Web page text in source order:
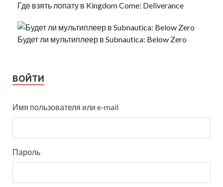
Где взять лопату в Kingdom Come: Deliverance
Будет ли мультиплеер в Subnautica: Below Zero
ВОЙТИ
Имя пользователя или e-mail
Пароль